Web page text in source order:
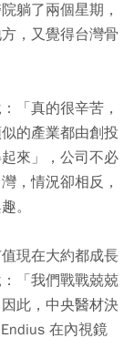
躺了兩個星期，
，又覺得台灣骨
「真的很辛苦，
的產業都由創投
來」，公司不必
，情況卻相反，
。
現在大約都成長
「我們戰戰兢兢
此，中央醫材決
在內視鏡